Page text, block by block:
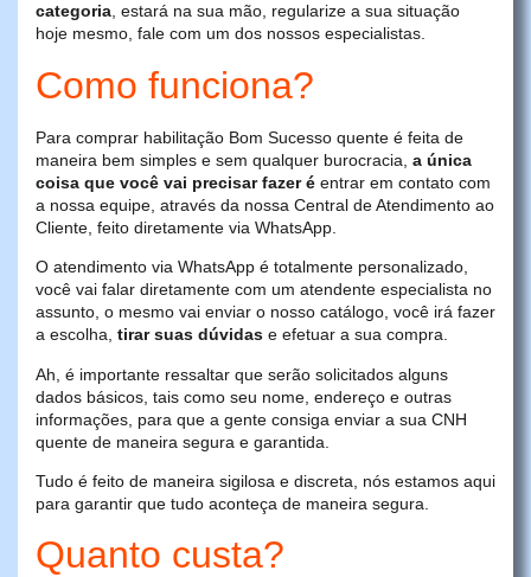
categoria, estará na sua mão, regularize a sua situação
hoje mesmo, fale com um dos nossos especialistas.
Como funciona?
Para comprar habilitação Bom Sucesso quente é feita de
maneira bem simples e sem qualquer burocracia, a única
coisa que você vai precisar fazer é entrar em contato com
a nossa equipe, através da nossa Central de Atendimento ao
Cliente, feito diretamente via WhatsApp.
O atendimento via WhatsApp é totalmente personalizado,
você vai falar diretamente com um atendente especialista no
assunto, o mesmo vai enviar o nosso catálogo, você irá fazer
a escolha, tirar suas dúvidas e efetuar a sua compra.
Ah, é importante ressaltar que serão solicitados alguns
dados básicos, tais como seu nome, endereço e outras
informações, para que a gente consiga enviar a sua CNH
quente de maneira segura e garantida.
Tudo é feito de maneira sigilosa e discreta, nós estamos aqui
para garantir que tudo aconteça de maneira segura.
Quanto custa?